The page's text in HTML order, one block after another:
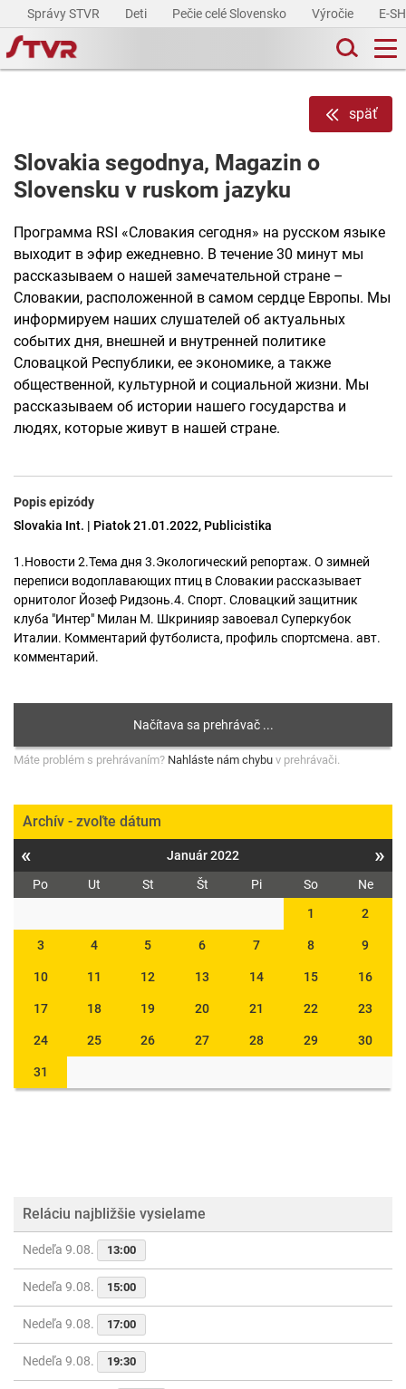
Správy STVR Deti Pečie celé Slovensko Výročie E-
späť
Slovakia segodnya, Magazin o
Slovensku v ruskom jazyku
Программа RSI «Словакия сегодня» на русском языке
выходит в эфир ежедневно. В течение 30 минут мы
рассказываем о нашей замечательной стране –
Словакии, расположенной в самом сердце Европы. Мы
информируем наших слушателей об актуальных
событих дня, внешней и внутренней политике
Словацкой Республики, ее экономике, а также
общественной, культурной и социальной жизни. Мы
рассказываем об истории нашего государства и
людях, которые живут в нашей стране.
Popis epizódy
Slovakia Int. | Piatok 21.01.2022, Publicistika
1.Новости 2.Тема дня 3.Экологический репортаж. О зимней
переписи водоплавающих птиц в Словакии рассказывает
орнитолог Йозеф Ридзонь.4. Спорт. Словацкий защитник
клуба "Интер" Милан М. Шкринияр завоевал Суперкубок
Италии. Комментарий футболиста, профиль спортсмена. авт.
комментарий.
Máte problém s prehrávaním? Nahláste nám chybu v prehrávači.
Archív - zvoľte dátum
« Január 2022 »
Po Ut St Št Pi So
Ne
1
2
3 4 5 6 7 8 9
10 11 12 13 14 15 16
17 18 19 20 21 22 23
24 25 26 27 28 29 30
31
Reláciu najbližšie vysielame
Nedeľa 9.08. 13:00
Nedeľa 9.08. 15:00
Nedeľa 9.08. 17:00
Nedeľa 9.08. 19:30